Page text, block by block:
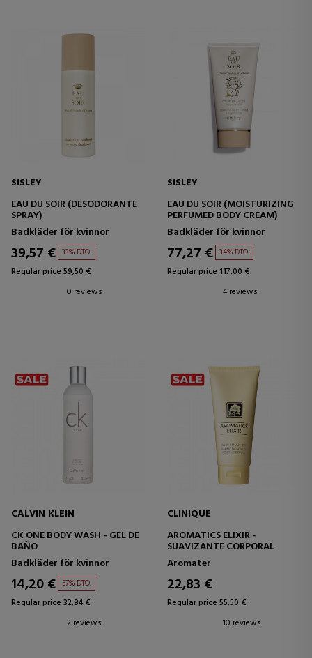
SISLEY
EAU DU SOIR (DESODORANTE
SPRAY)
Badkläder för kvinnor
39,57 € 33% DTO.
Regular price 59,50 €
0 reviews
SISLEY
EAU DU SOIR (MOISTURIZING
PERFUMED BODY CREAM)
Badkläder för kvinnor
77,27 € 34% DTO.
Regular price 117,00 €
4 reviews
CALVIN KLEIN
CK ONE BODY WASH - GEL DE
BAÑO
Badkläder för kvinnor
14,20 € 57% DTO.
Regular price 32,84 €
2 reviews
CLINIQUE
AROMATICS ELIXIR -
SUAVIZANTE CORPORAL
Aromater
22,83 €
Regular price 55,50 €
10 reviews